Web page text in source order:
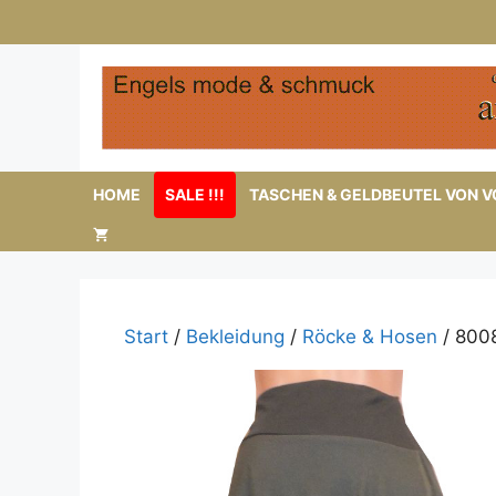
Inhalt
HOME SALE !!! TASCHEN & GELDBEUTEL VON
Start / Bekleidung / Röcke & Hosen /